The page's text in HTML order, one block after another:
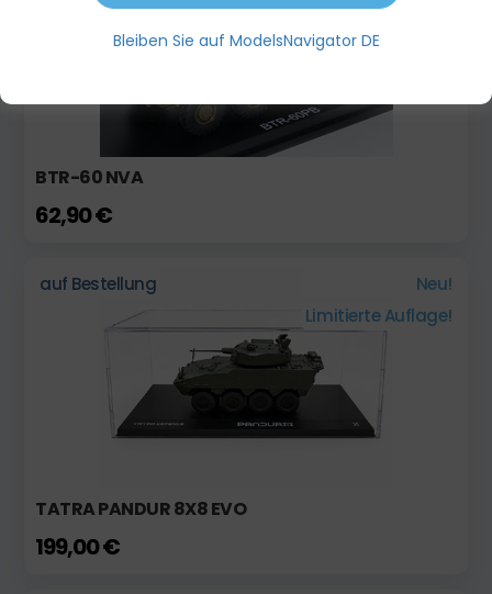
BTR-60 NVA
62,90 €
auf Bestellung
Neu!
Limitierte Auflage!
TATRA PANDUR 8X8 EVO
199,00 €
Bleiben Sie auf ModelsNavigator DE